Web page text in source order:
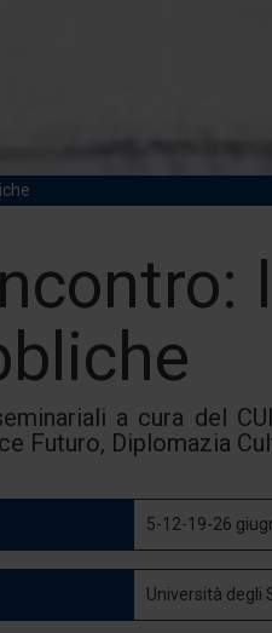
a cura del
Futuro, Diplomazia
5-12-19-26
Università degli